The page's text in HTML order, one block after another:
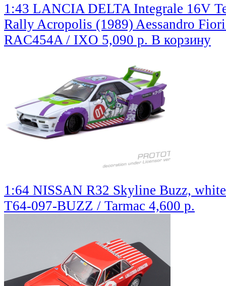
1:43 LANCIA DELTA Integrale 16V
Rally Acropolis (1989) Aessandro
RAC454A / IXO 5,090 р. В корзину
1:64 NISSAN R32 Skyline Buzz,
T64-097-BUZZ / Tarmac 4,600 р.